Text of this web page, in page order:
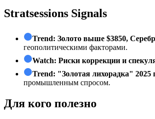
Stratsessions Signals
Trend: Золото выше $3850,
геополитическими факторами.
Watch: Риски коррекции и
Trend: "Золотая лихорадка" 2025
промышленным спросом.
Для кого полезно